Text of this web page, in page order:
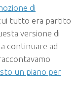
di
tutto era partito
versione di
continuare ad
un piano per